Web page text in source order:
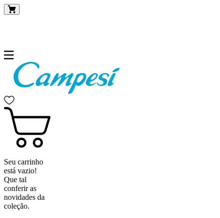
Seu carrinho
está vazio!
Que tal
conferir as
novidades da
coleção.